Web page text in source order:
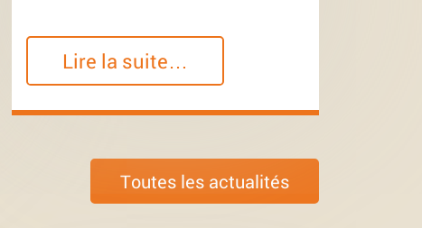
Lire la suite…
Toutes les actualités